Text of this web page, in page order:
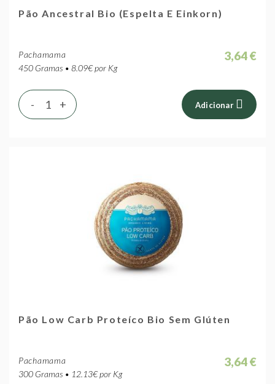
Pão Ancestral Bio (Espelta E Einkorn)
Pachamama
450 Gramas • 8.09€ por Kg
3,64 €
+
- Adicionar
Pão Low Carb Proteíco Bio Sem Glúten
Pachamama
300 Gramas • 12.13€ por Kg
3,64 €